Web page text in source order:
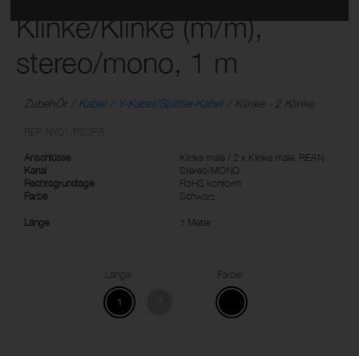
Klinke/Klinke (m/m),
stereo/mono, 1 m
ZubehÖr Kabel Y-Kabel/Splitter-Kabel Klinke - 2 Klinke
Anschlüsse
Klinke male / 2 x Klinke male, REAN
Kanal
Stereo/MONO
Rechtsgrundlage
RoHS konform
Farbe
Schwarz
Länge 1 Meter
1